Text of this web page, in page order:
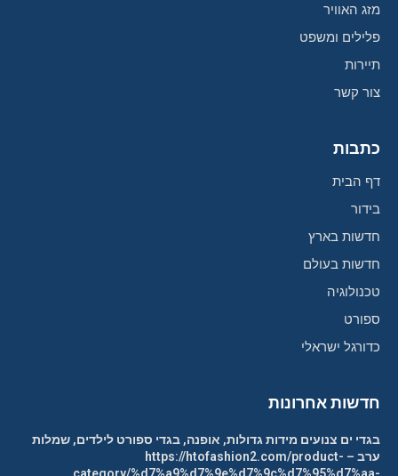
מזג האוויר
פלילים ומשפט
תיירות
צור קשר
כתבות
דף הבית
בידור
חדשות בארץ
חדשות בעולם
טכנולוגיה
ספורט
כדורגל ישראלי
חדשות אחרונות
בגדי ים צנועים מידות גדולות, אופנה, בגדי ספורט לילדים, שמלות
ערב – https://htofashion2.com/product-